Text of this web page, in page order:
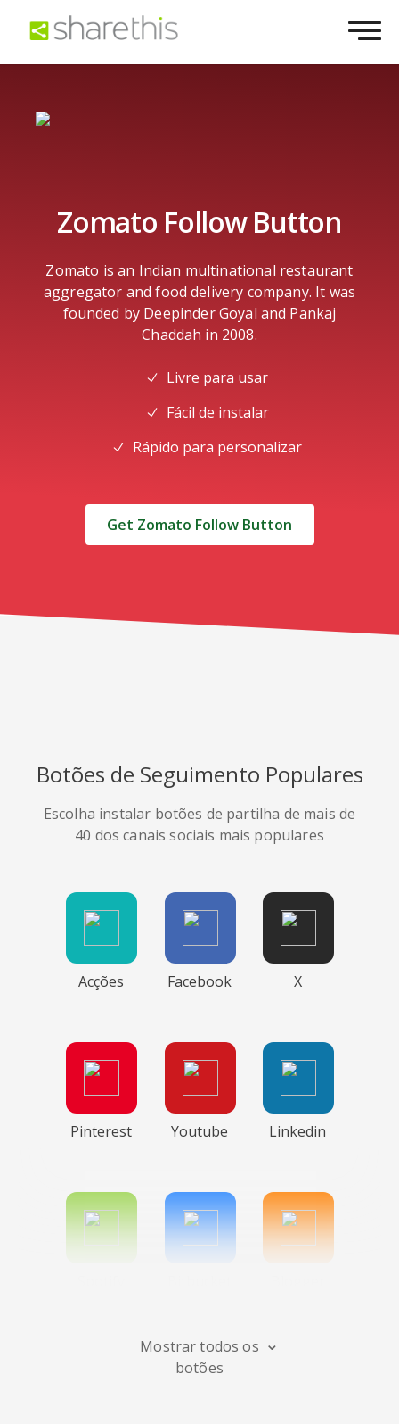
Zomato Follow Button
Zomato is an Indian multinational restaurant
aggregator and food delivery company. It was
founded by Deepinder Goyal and Pankaj
Chaddah in 2008.
Livre para usar
Fácil de instalar
Rápido para personalizar
Get Zomato Follow Button
Botões de Seguimento Populares
Escolha instalar botões de partilha de mais de
40 dos canais sociais mais populares
Acções Facebook X
Pinterest Youtube Linkedin
Mostrar todos os
botões